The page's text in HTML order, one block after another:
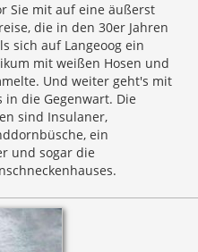
Sie mit auf eine äußerst
die in den 30er Jahren
sich auf Langeoog ein
mit weißen Hosen und
Und weiter geht's mit
die Gegenwart. Die
sind Insulaner,
ein
und sogar die